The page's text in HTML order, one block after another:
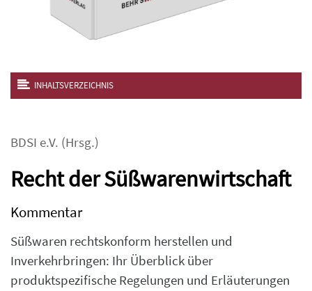
INHALTSVERZEICHNIS
BDSI e.V. (Hrsg.)
Recht der Süßwarenwirtschaft
Kommentar
Süßwaren rechtskonform herstellen und
Inverkehrbringen: Ihr Überblick über
produktspezifische Regelungen und Erläuterungen